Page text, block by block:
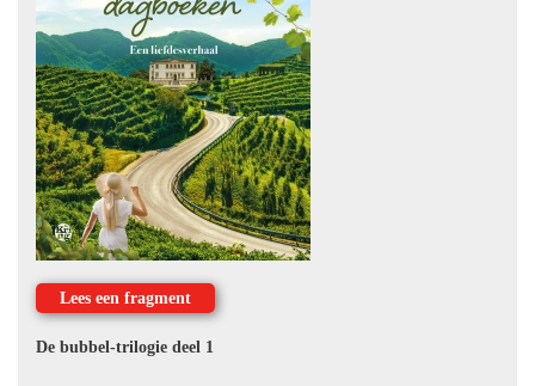
Lees een fragment
De bubbel-trilogie deel 1